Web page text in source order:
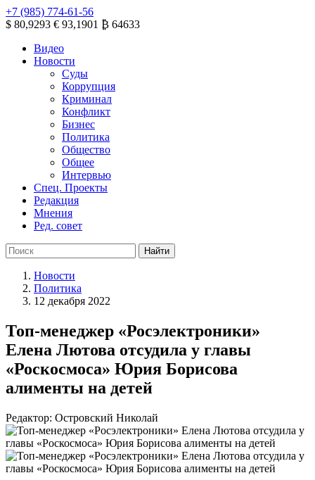
+7 (985) 774-61-56
$ 80,9293 € 93,1901 ₿ 64633
Видео
Новости
Суды
Коррупция
Криминал
Конфликт
Бизнес
Политика
Общество
Общее
Интервью
Спец. Проекты
Редакция
Мнения
Ред. совет
Новости
Политика
12 декабря 2022
Топ-менеджер «Росэлектроники»
Елена Лютова отсудила у главы
«Роскосмоса» Юрия Борисова
алименты на детей
Редактор: Островский Николай